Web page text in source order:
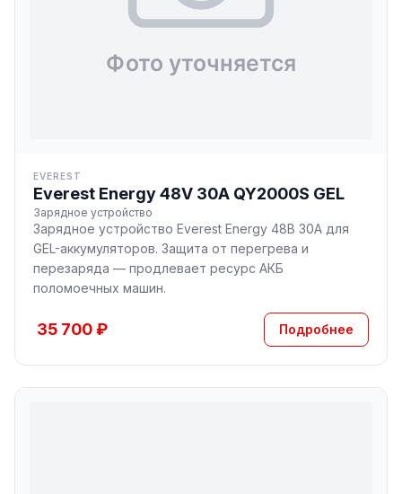
EVEREST
Everest Energy 48V 30A QY2000S GEL
Зарядное устройство
Зарядное устройство Everest Energy 48В 30А для
GEL-аккумуляторов. Защита от перегрева и
перезаряда — продлевает ресурс АКБ
поломоечных машин.
35 700 ₽ Подробнее